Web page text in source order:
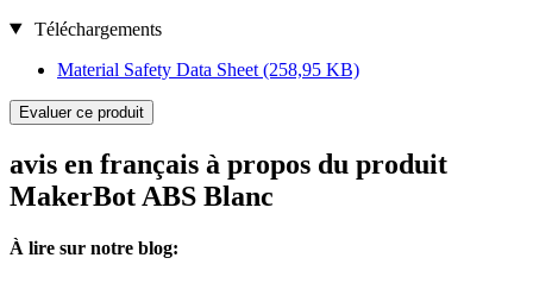
Téléchargements
Material Safety Data Sheet (258,95 KB)
Evaluer ce produit
avis en français à propos du produit
MakerBot ABS Blanc
À lire sur notre blog: